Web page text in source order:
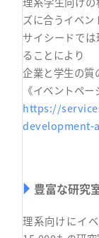
ズに合うイベン
サイシードで
ることにより
企業と学生の質
《イベントペー
https://
豊富な研究
理系向けにイ